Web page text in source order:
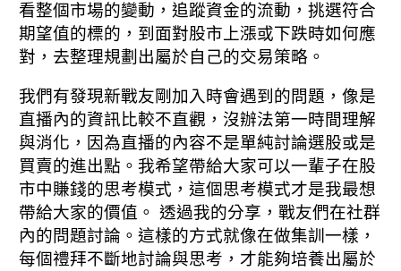
看整個市場的變動，追蹤資金的流動，挑選符合
期望值的標的，到面對股市上漲或下跌時如何應
對，去整理規劃出屬於自己的交易策略。
我們有發現新戰友剛加入時會遇到的問題，像是
直播內的資訊比較不直觀，沒辦法第一時間理解
與消化，因為直播的內容不是單純討論選股或是
買賣的進出點。我希望帶給大家可以一輩子在股
市中賺錢的思考模式，這個思考模式才是我最想
帶給大家的價值。 透過我的分享，戰友們在社群
內的問題討論。這樣的方式就像在做集訓一樣，
每個禮拜不斷地討論與思考，才能夠培養出屬於